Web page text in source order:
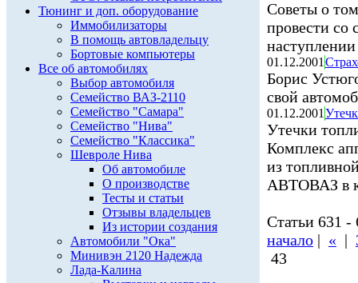
Тюнинг и доп. оборудование
Иммобилизаторы
В помощь автовладельцу
Бортовые компьютеры
Все об автомобилях
Выбор автомобиля
Семейство ВАЗ-2110
Семейство "Самара"
Семейство "Нива"
Семейство "Классика"
Шевроле Нива
Об автомобиле
О производстве
Тесты и статьи
Отзывы владельцев
Из истории создания
Автомобили "Ока"
Минивэн 2120 Надежда
Лада-Калина
Советы о
провести со
01.12.2001
Борис
свой
01.12.2001
Утечки
Комплекс
из
АВТОВАЗ в
Статьи 631 -
начало | « |
43